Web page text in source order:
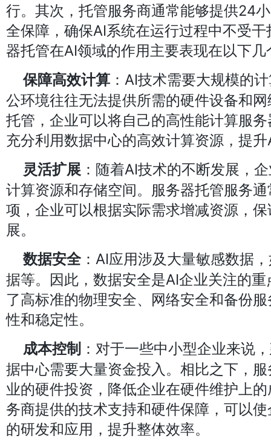
行。其次，托管服务商通常能够提供24
全保障，确保AI系统在运行过程中不受
器托管在AI领域的作用主要表现在以下几
保障高效计算 ：AI技术需要大规模的
公环境往往无法提供所需的硬件设备和
托管，企业可以将自己的高性能计算服
充分利用数据中心的高效计算资源，提
灵活扩展 ：随着AI技术的不断发展，
计算资源和存储空间。服务器托管服务
项，企业可以根据实际需求增减资源，
展。
数据安全：AI应用涉及大量敏感数据
据等。因此，数据安全是AI企业关注的
了高标准的物理安全、网络安全和备份
性和稳定性。
成本控制 ：对于一些中小型企业来说
据中心需要大量资金投入。相比之下，
业的硬件投资，降低企业在硬件维护上
务商提供的技术支持和硬件保障，可以
的研发和应用，提升整体效率。